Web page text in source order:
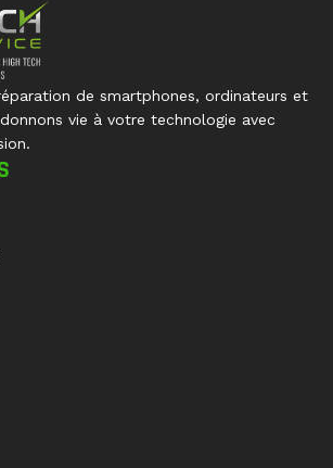
de smartphones, ordinateurs et
vie à votre technologie avec